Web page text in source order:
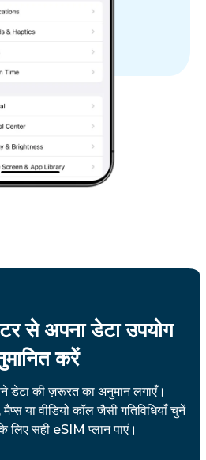
से अपना डेटा उपयोग
करें
की ज़रूरत का अनुमान लगाएँ।
या वीडियो कॉल जैसी गतिविधियाँ चुनें
लिए सही eSIM प्लान पाएं।